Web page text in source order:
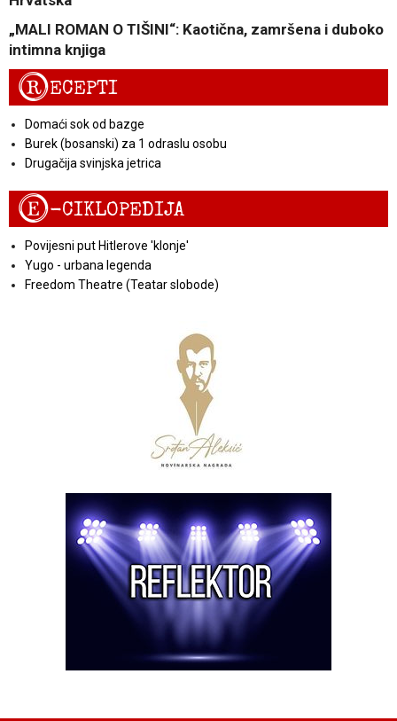
„MALI ROMAN O TIŠINI“: Kaotična, zamršena i duboko
intimna knjiga
RECEPTI
Domaći sok od bazge
Burek (bosanski) za 1 odraslu osobu
Drugačija svinjska jetrica
E-CIKLOPEDIJA
Povijesni put Hitlerove 'klonje'
Yugo - urbana legenda
Freedom Theatre (Teatar slobode)